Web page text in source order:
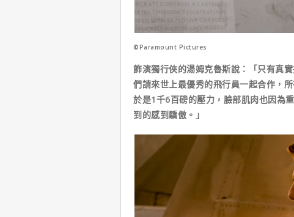
©Paramount Pictures
飾演獨行俠的湯姆克魯斯說：「只有真
們請來世上最優秀的飛行員一起合作，
於是1千6百磅的壓力，臉部肌肉也因為
到的感到驕傲。」